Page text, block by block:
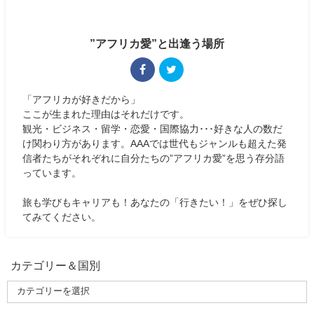
”アフリカ愛”と出逢う場所
「アフリカが好きだから」
ここが生まれた理由はそれだけです。
観光・ビジネス・留学・恋愛・国際協力･･･好きな人の数だ
け関わり方があります。AAAでは世代もジャンルも超えた発
信者たちがそれぞれに自分たちの”アフリカ愛”を思う存分語
っています。
旅も学びもキャリアも！あなたの「行きたい！」をぜひ探し
てみてください。
カテゴリー＆国別